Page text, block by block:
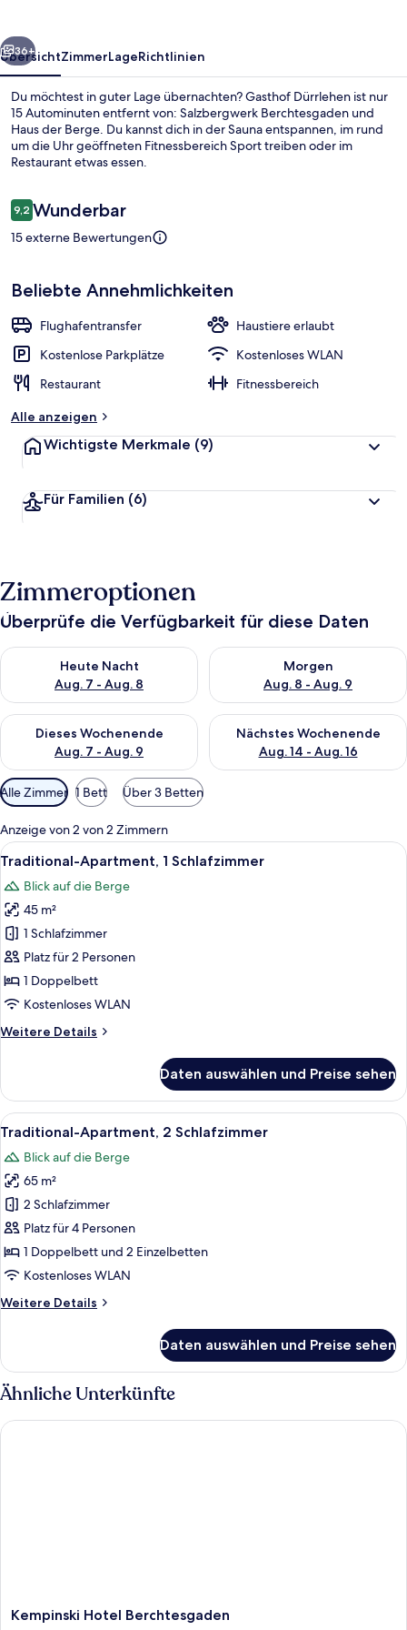
Weiter
36+
ÜbersichtZimmerLageRichtlinien
Du möchtest in guter Lage übernachten? Gasthof Dürrlehen ist nur
15 Autominuten entfernt von: Salzbergwerk Berchtesgaden und
Haus der Berge. Du kannst dich in der Sauna entspannen, im rund
um die Uhr geöffneten Fitnessbereich Sport treiben oder im
Restaurant etwas essen.
Bewertungen
9,29,2 von 10.
Wunderbar
15 externe Bewertungen
Beliebte Annehmlichkeiten
Flughafentransfer
Haustiere erlaubt
Kostenlose Parkplätze
Kostenloses WLAN
Restaurant
Fitnessbereich
Alle anzeigen
Wichtigste Merkmale (9)
Für Familien (6)
Zimmeroptionen
Überprüfe die Verfügbarkeit für diese Daten
Heute Nacht
Aug. 7 - Aug. 8
Überprüfe die Verfügbarkeit für heute Nacht, Aug. 7 - Aug. 8.
Morgen
Aug. 8 - Aug. 9
Überprüfe die Verfügbarkeit
Dieses Wochenende
Aug. 7 - Aug. 9
Überprüfe die Verfügbarkeit für dieses Wochenende, Aug. 7
Nächstes Wochenende
Aug. 14 - Aug. 16
Überprüfe die Verfügbarkeit
Verfügbare
Filter
für
Zimmer
Alle Zimmer 1 Bett Über 3 Betten
Anzeige von 2 von 2 Zimmern
Alle
Fotos
für
Traditional-
Apartment,
1
Schlafzimmer
anzeigen
Ein Hotelzimmer mit Holzboden,
7
Traditional-Apartment, 1 Schlafzimmer
Blick auf die Berge
45 m²
1 Schlafzimmer
Platz für 2 Personen
1 Doppelbett
Kostenloses WLAN
Weitere Details
Weitere
Apartment,
Schlafzimmer
Daten auswählen und Preise sehen
Alle
Fotos
für
Traditional-
Apartment,
2 Schlafzimmer
anzeigen
Ein Schlafzimmer mit einem
6
Traditional-Apartment, 2 Schlafzimmer
Blick auf die Berge
65 m²
2 Schlafzimmer
Platz für 4 Personen
1 Doppelbett und 2 Einzelbetten
Kostenloses WLAN
Weitere Details
Weitere
Apartment,
2 Schlafzimmer
Daten auswählen und Preise sehen
Ähnliche Unterkünfte
Kempinski
Kempinski Hotel Berchtesgaden
Kempinski Hotel Berchtesgaden